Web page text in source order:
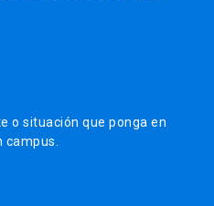
o situación que ponga en